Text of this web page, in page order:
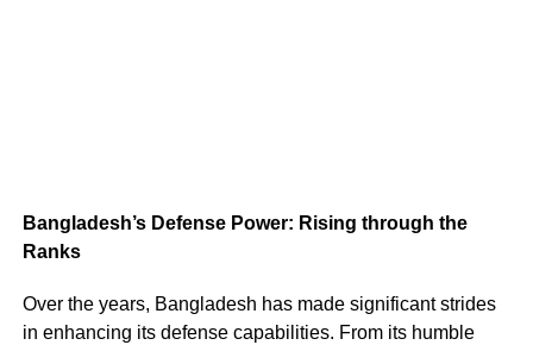
Bangladesh’s Defense Power: Rising through the
Ranks
Over the years, Bangladesh has made significant strides
in enhancing its defense capabilities. From its humble